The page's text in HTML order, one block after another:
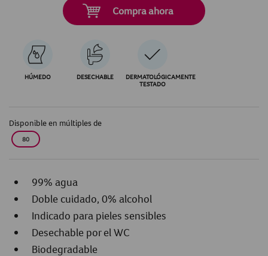
Compra ahora
HÚMEDO DESECHABLE
DERMATOLÓGICAMENTE
TESTADO
Disponible en múltiples de
80
99% agua
Doble cuidado, 0% alcohol
Indicado para pieles sensibles
Desechable por el WC
Biodegradable